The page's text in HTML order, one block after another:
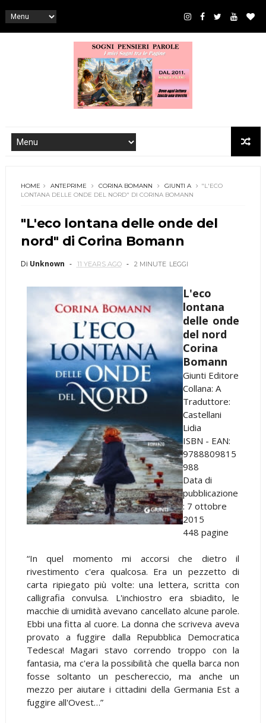
HOME ANTEPRIME CORINA BOMANN GIUNTI A
"L'ECO
LONTANA DELLE ONDE DEL NORD" DI CORINA BOMANN
"L'eco lontana delle onde del
nord" di Corina Bomann
Di Unknown 11 YEARS AGO 2 MINUTE LEGGI
L'eco
lontana
delle onde
del nord
Corina
Bomann
Giunti Editore
Collana: A
Traduttore:
Castellani
Lidia
ISBN - EAN:
9788809815
988
Data di
pubblicazione
: 7 ottobre
2015
448 pagine
“In quel momento mi accorsi che dietro il
rivestimento c'era qualcosa. Era un pezzetto di
carta ripiegato più volte: una lettera, scritta con
calligrafia convulsa. L'inchiostro era sbiadito, le
macchie di umidità avevano cancellato alcune parole.
Ebbi una fitta al cuore. La donna che scriveva aveva
provato a fuggire dalla Repubblica Democratica
Tedesca! Magari stavo correndo troppo con la
fantasia, ma c'era la possibilità che quella barca non
fosse soltanto un peschereccio, ma anche un
mezzo per aiutare i cittadini della Germania Est a
fuggire all'Ovest…”